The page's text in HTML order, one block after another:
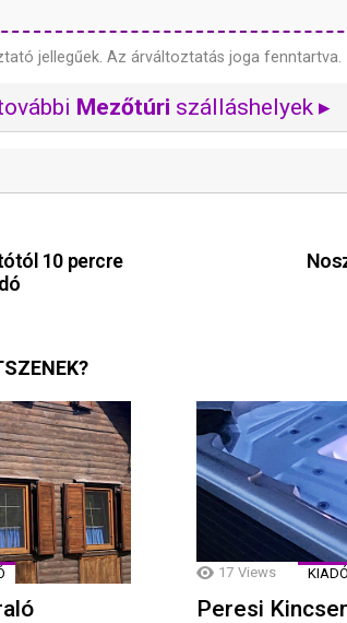
jellegűek. Az árváltoztatás joga fenntartva.
Mezőtúri szálláshelyek ▸
10 percre
17 Views
Peresi